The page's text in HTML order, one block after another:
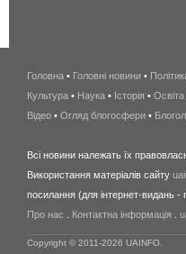
Головна • Головні новини •
Культура • Наука • Історія • Освіта
Відео • Огляд блогосфери •
Всі новини належать їх
Використання матеріалів сайту
посилання (для інтернет-видань -
Про нас
Контактна інформація
Copyright © 2011-2026 UAINFO.